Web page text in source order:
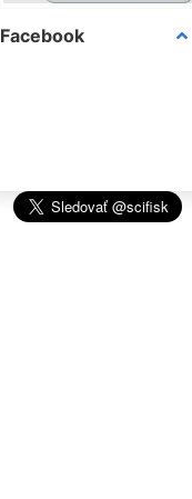
Facebook